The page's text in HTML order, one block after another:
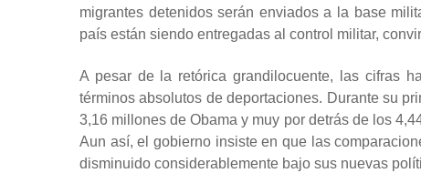
migrantes detenidos serán enviados a la base
país están siendo entregadas al control militar,
A pesar de la retórica grandilocuente, las cifras
términos absolutos de deportaciones. Durante su
3,16 millones de Obama y muy por detrás de los
Aun así, el gobierno insiste en que las
disminuido considerablemente bajo sus nuevas